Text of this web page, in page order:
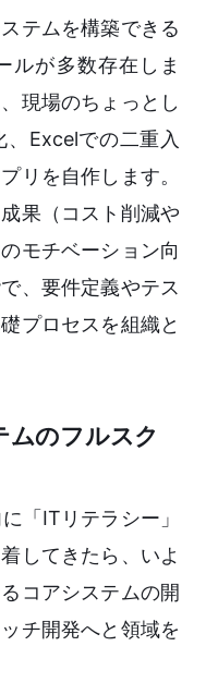
テムを構築できる
ルが多数存在しま
現場のちょっとし
Excelでの二重入
リを自作します。
果（コスト削減や
モチベーション向
、要件定義やテス
プロセスを組織と
のフルスク
「ITリテラシー」
してきたら、いよ
コアシステムの開
チ開発へと領域を